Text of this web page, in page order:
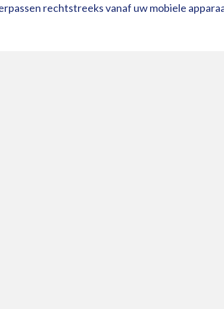
rechtstreeks vanaf uw mobiele